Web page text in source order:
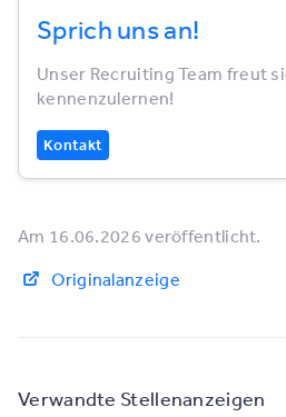
Verwandte Stellenanzeigen
Sprich uns an!
Unser Recruiting Team freut
kennenzulernen!
Kontakt
Am 16.06.2026 veröffentlicht.
Originalanzeige